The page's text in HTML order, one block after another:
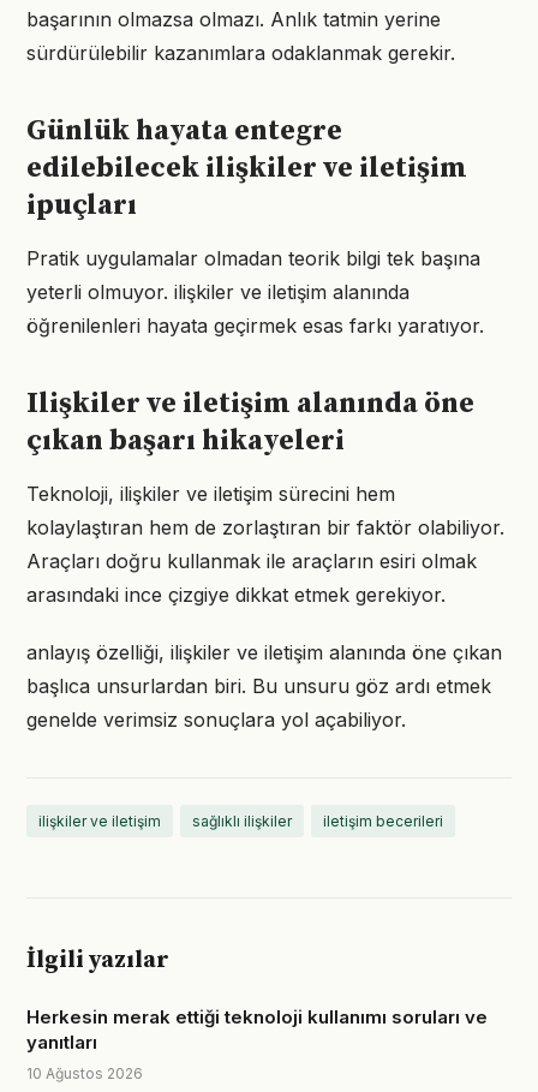
başarının olmazsa olmazı. Anlık tatmin yerine
sürdürülebilir kazanımlara odaklanmak gerekir.
Günlük hayata entegre
edilebilecek ilişkiler ve iletişim
ipuçları
Pratik uygulamalar olmadan teorik bilgi tek başına
yeterli olmuyor. ilişkiler ve iletişim alanında
öğrenilenleri hayata geçirmek esas farkı yaratıyor.
Ilişkiler ve iletişim alanında öne
çıkan başarı hikayeleri
Teknoloji, ilişkiler ve iletişim sürecini hem
kolaylaştıran hem de zorlaştıran bir faktör olabiliyor.
Araçları doğru kullanmak ile araçların esiri olmak
arasındaki ince çizgiye dikkat etmek gerekiyor.
anlayış özelliği, ilişkiler ve iletişim alanında öne çıkan
başlıca unsurlardan biri. Bu unsuru göz ardı etmek
genelde verimsiz sonuçlara yol açabiliyor.
ilişkiler ve iletişim sağlıklı ilişkiler iletişim becerileri
İlgili yazılar
Herkesin merak ettiği teknoloji kullanımı soruları ve
yanıtları
10 Ağustos 2026